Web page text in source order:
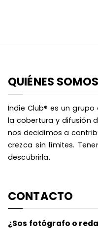
QUIÉNES
Indie Club® es un
la cobertura y difusión
nos decidimos a
crezca sin límites.
descubrirla.
CONTACTO
¿Sos fotógrafo o